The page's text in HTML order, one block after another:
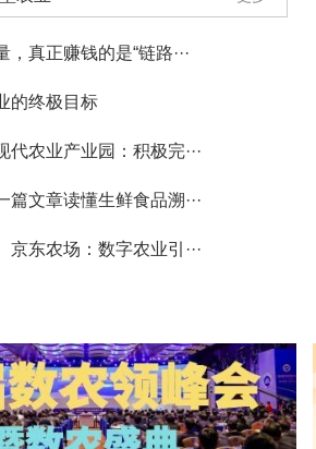
真正赚钱的是“链路···
的终极目标
农业产业园：积极完···
篇文章读懂生鲜食品溯···
京东农场：数字农业引···